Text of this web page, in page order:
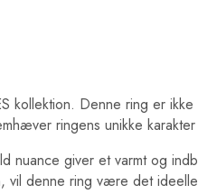
Denne ring er
ringens unikke
giver et varmt og
vil denne ring være det